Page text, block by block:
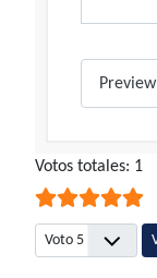
Preview
Ratio:5/5
Votos totales: 1
Por favor, vote